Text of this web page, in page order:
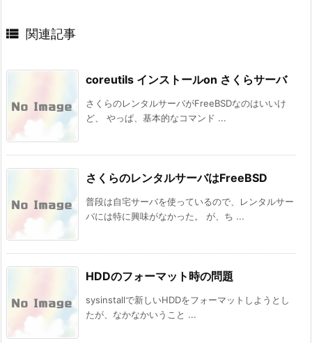
 関連記事
coreutils インストールon さくらサーバ
さくらのレンタルサーバがFreeBSDなのはいいけ
ど、 やっぱ、基本的なコマンド ...
さくらのレンタルサーバはFreeBSD
普段は自宅サーバを使っているので、レンタルサー
バには特に興味がなかった。 が、ち ...
HDDのフォーマット時の問題
sysinstallで新しいHDDをフォーマットしようとし
たが、なかなかいうこと ...